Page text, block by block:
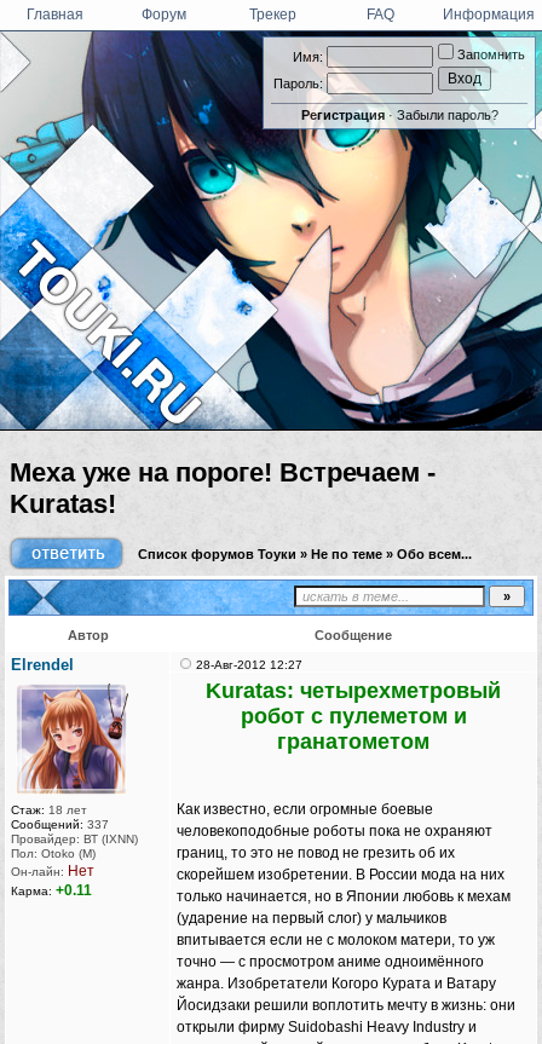
Имя:
Пароль:
Запомнить
Регистрация· Забыли пароль?
Главная Форум Трекер FAQ Информация
Меха уже на пороге! Встречаем -
Kuratas!
Список форумов Тоуки » Не по теме » Обо всем...
Автор Сообщение
Elrendel
Стаж: 18 лет
Сообщений: 337
Провайдер: ВТ (IXNN)
Пол: Otoko (M)
Он-лайн: Нет
Карма: +0.11
28-Авг-2012 12:27
Kuratas: четырехметровый
робот с пулеметом и
гранатометом
Как известно, если огромные боевые
человекоподобные роботы пока не охраняют
границ, то это не повод не грезить об их
скорейшем изобретении. В России мода на них
только начинается, но в Японии любовь к мехам
(ударение на первый слог) у мальчиков
впитывается если не с молоком матери, то уж
точно — с просмотром аниме одноимённого
жанра. Изобретатели Когоро Курата и Ватару
Йосидзаки решили воплотить мечту в жизнь: они
открыли фирму Suidobashi Heavy Industry и